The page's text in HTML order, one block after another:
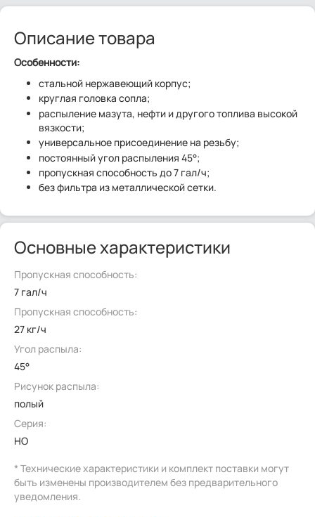
Описание товара
Особенности:
стальной нержавеющий корпус;
круглая головка сопла;
распыление мазута, нефти и другого топлива высокой
вязкости;
универсальное присоединение на резьбу;
постоянный угол распыления 45°;
пропускная способность до 7 гал/ч;
без фильтра из металлической сетки.
Основные характеристики
Пропускная способность:
7 гал/ч
Пропускная способность:
27 кг/ч
Угол распыла:
45°
Рисунок распыла:
полый
Серия:
HO
* Технические характеристики и комплект поставки могут
быть изменены производителем без предварительного
уведомления.